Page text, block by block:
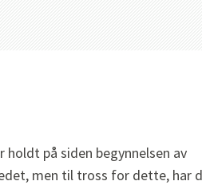
holdt på siden begynnelsen av
men til tross for dette, har